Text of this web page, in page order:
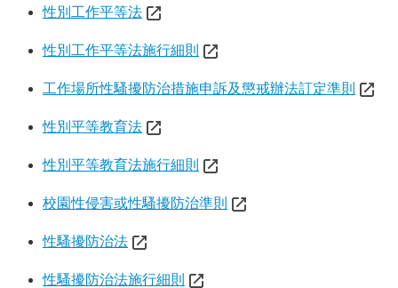
性別工作平等法
性別工作平等法施行細則
工作場所性騷擾防治措施申訴及懲戒辦法訂定準則
性別平等教育法
性別平等教育法施行細則
校園性侵害或性騷擾防治準則
性騷擾防治法
性騷擾防治法施行細則